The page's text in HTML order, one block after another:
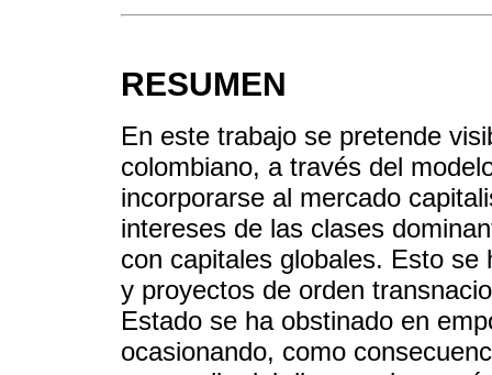
RESUMEN
En este trabajo se pretende
colombiano, a través del
incorporarse al mercado
intereses de las clases
con capitales globales. Esto
y proyectos de orden
Estado se ha obstinado en
ocasionando, como